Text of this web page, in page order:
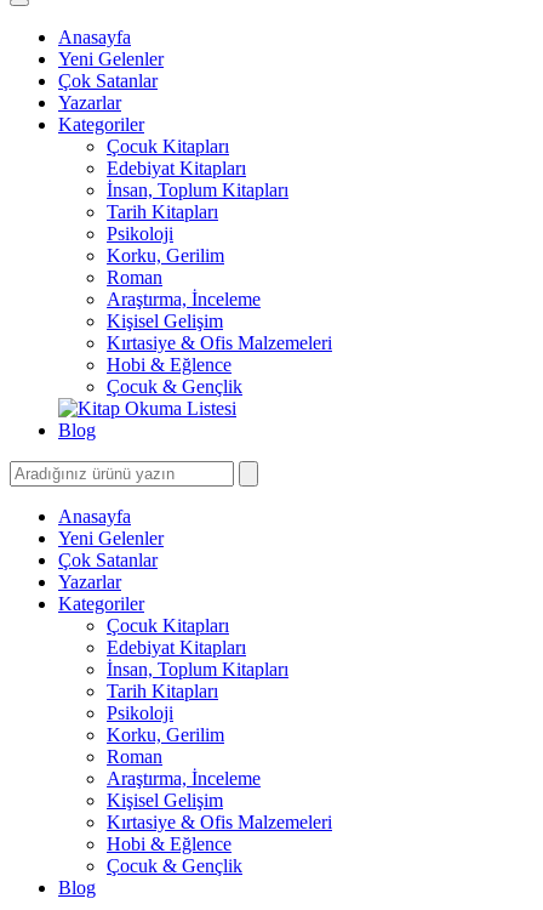
Anasayfa
Yeni Gelenler
Çok Satanlar
Yazarlar
Kategoriler
Çocuk Kitapları
Edebiyat Kitapları
İnsan, Toplum Kitapları
Tarih Kitapları
Psikoloji
Korku, Gerilim
Roman
Araştırma, İnceleme
Kişisel Gelişim
Kırtasiye & Ofis Malzemeleri
Hobi & Eğlence
Çocuk & Gençlik
Blog
Anasayfa
Yeni Gelenler
Çok Satanlar
Yazarlar
Kategoriler
Çocuk Kitapları
Edebiyat Kitapları
İnsan, Toplum Kitapları
Tarih Kitapları
Psikoloji
Korku, Gerilim
Roman
Araştırma, İnceleme
Kişisel Gelişim
Kırtasiye & Ofis Malzemeleri
Hobi & Eğlence
Çocuk & Gençlik
Blog